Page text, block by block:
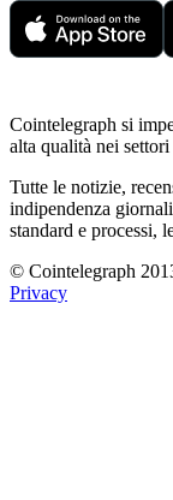
Cointelegraph si
alta qualità nei
Tutte le notizie,
indipendenza
standard e processi,
© Cointelegraph
Privacy